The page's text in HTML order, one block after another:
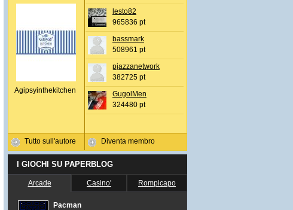
Agipsyinthekitchen
Tutto sull'autore
lesto82
965836 pt
bassmark
508961 pt
pjazzanetwork
382725 pt
GugolMen
324480 pt
Diventa membro
I GIOCHI SU PAPERBLOG
Arcade Casino' Rompicapo
Pacman